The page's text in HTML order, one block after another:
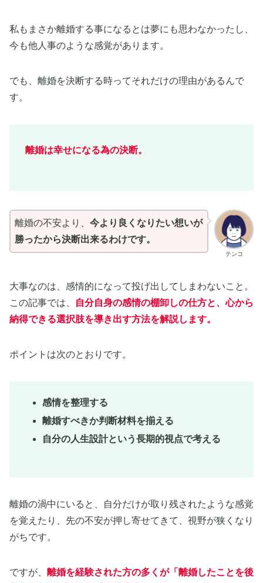
私もまさか離婚する事になるとは夢にも思わなかったし、
今も他人事のような感覚があります。
でも、離婚を決断する時ってそれだけの理由があるんで
す。
離婚は幸せになる為の決断。
テンコ
離婚の不安より、 今より良くなりたい想いが
勝ったから決断出来るわけです。
大事なのは、感情的になって投げ出してしまわないこと。
この記事では、
自分自身の感情の棚卸しの仕方と、心から
納得できる選択肢を導き出す方法を解説します。
ポイントは次のとおりです。
感情を整理する
離婚すべきか判断材料を揃える
自分の人生設計という長期的視点で考える
離婚の渦中にいると、自分だけが取り残されたような感覚
を覚えたり、先の不安が押し寄せてきて、視野が狭くなり
がちです。
ですが、 離婚を経験された方の多くが「離婚したことを後